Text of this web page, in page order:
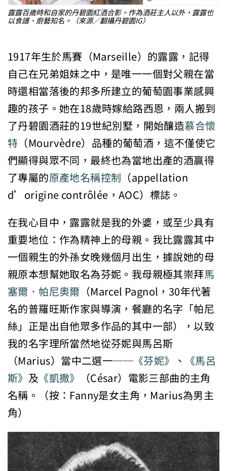
露露百歲時和自家的丹碧園紅酒合影。作為酒莊主人以外，露露也
以食譜、廚藝知名。（來源／翻攝丹碧園IG）
1917年生於馬賽（Marseille）的露露，記得
自己在兄弟姐妹之中，是唯一一個對父親在當
時還相當落後的邦多所建立的葡萄園事業感興
趣的孩子。她在18歲時嫁給路西恩，兩人搬到
了丹碧園酒莊的19世紀別墅，開始釀造慕合懷
特 （Mourvèdre）品種的葡萄酒，這不僅使它
們顯得與眾不同，最終也為當地出產的酒贏得
了專屬的原產地名稱控制 （appellation
d’origine contrôlée，AOC）標誌。
在我心目中，露露就是我的外婆，或至少具有
重要地位：作為精神上的母親。我比露露其中
一個親生的外孫女晚幾個月出生，據說她的母
親原本想幫她取名為芬妮。我母親極其崇拜馬
塞爾．帕尼奧爾 （Marcel Pagnol，30年代著
名的普羅旺斯作家與導演，餐廳的名字「帕尼
絲」正是出自他眾多作品的其中一部），以致
我的名字理所當然地從芬妮與馬呂斯
（Marius）當中二選一──《芬妮》 、 《馬呂
斯》 及《凱撒》 （César）電影三部曲的主角
名稱。（按：Fanny是女主角，Marius為男主
角）